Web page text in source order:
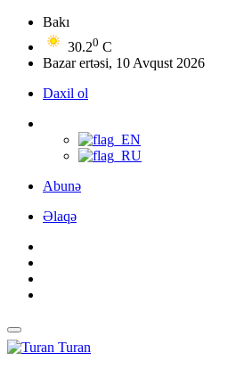
Bakı
30.20 C
Bazar ertəsi, 10 Avqust 2026
Daxil ol
Abunə
Əlaqə
Turan